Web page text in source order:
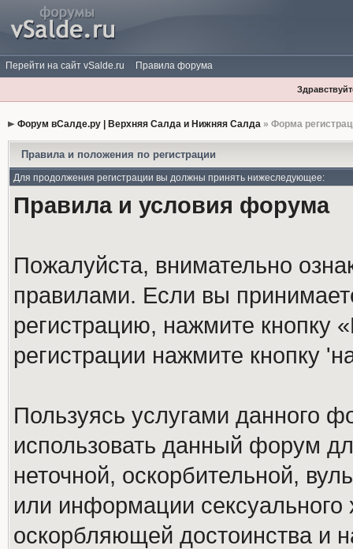
Перейти на сайт vSalde.ru Правила форума
Форум вСалде.ру | Верхняя Салда и Нижняя Салда» Форма
Правила и положения по регистрации
Для продолжения регистрации вы должны принять нижеследующее:
Правила и условия форума
Пожалуйста, внимательно
правилами. Если вы
регистрацию, нажмите кнопку
регистрации нажмите кнопку
Пользуясь услугами данного
использовать данный форум
неточной, оскорбительной,
или информации
оскорбляющей достоинства и